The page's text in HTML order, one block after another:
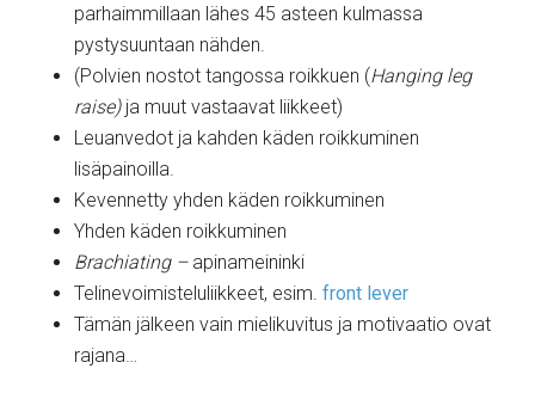
parhaimmillaan lähes 45 asteen kulmassa
pystysuuntaan nähden.
(Polvien nostot tangossa roikkuen (Hanging leg
raise) ja muut vastaavat liikkeet)
Leuanvedot ja kahden käden roikkuminen
lisäpainoilla.
Kevennetty yhden käden roikkuminen
Yhden käden roikkuminen
Brachiating –apinameininki
Telinevoimisteluliikkeet, esim.front lever
Tämän jälkeen vain mielikuvitus ja motivaatio ovat
rajana…